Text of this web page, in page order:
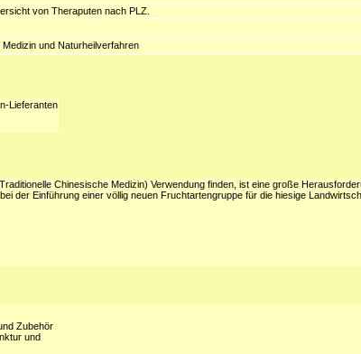
von Theraputen nach PLZ.
und Naturheilverfahren
Lieferanten
Chinesische Medizin) Verwendung finden, ist eine große
der Einführung einer völlig neuen Fruchtartengruppe für die hiesige
Zubehör
und